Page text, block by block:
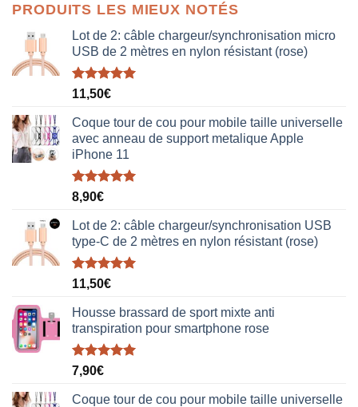
était :
38,00€.
est :
19,00€.
PRODUITS LES MIEUX NOTÉS
Lot de 2: câble chargeur/synchronisation micro
USB de 2 mètres en nylon résistant (rose)
Note5.00
11,50€
Coque tour de cou pour mobile taille universelle
avec anneau de support metalique Apple
iPhone 11
Note5.00
8,90€
Lot de 2: câble chargeur/synchronisation USB
type-C de 2 mètres en nylon résistant (rose)
Note5.00
11,50€
Housse brassard de sport mixte anti
transpiration pour smartphone rose
Note5.00
7,90€
Coque tour de cou pour mobile taille universelle